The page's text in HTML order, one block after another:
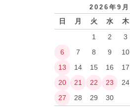
2026年9月
日 月 火 水 木
1
2 3
6
7 8 9 10
13
14 15 16 17
20
21 22 23 24
27
28 29 30